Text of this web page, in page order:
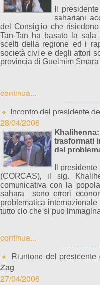
Il
sahariani
del Consiglio che
Tan-Tan ha basato la
scelti della regione ed i
società civile e degli attori
provincia di Guelmim
continua...
Incontro del presidente
28/04/2006
trasformati
del
Il
(CORCAS), il sig.
comunicativa con la
sahara sono errori
problematica
tutto cio che si puo
continua...
Riunione del
Zag
27/04/2006